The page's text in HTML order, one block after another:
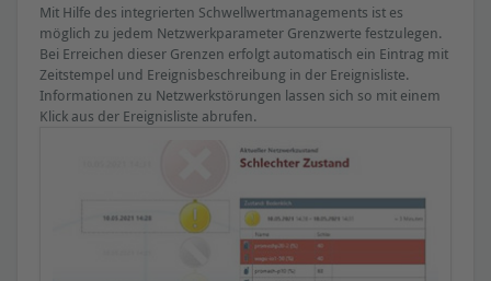
Ausfall / Neuanlauf (Busteilnehmer)
Netzlast in ms
Lastverhältnis
Jitter
Zusätzlich können Netzwerkdaten vorhandener managed
Switches eingebunden werden. (siehe Parameter "Industrial
Mit Hilfe des integrierten Schwellwertmanagements ist es
möglich zu jedem Netzwerkparameter Grenzwerte festzulegen.
Bei Erreichen dieser Grenzen erfolgt automatisch ein Eintrag mit
Zeitstempel und Ereignisbeschreibung in der Ereignisliste.
Informationen zu Netzwerkstörungen lassen sich so mit einem
Klick aus der Ereignisliste abrufen.